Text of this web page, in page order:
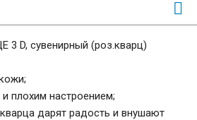
3 D, сувенирный (роз.кварц)
плохим настроением;
дарят радость и внушают